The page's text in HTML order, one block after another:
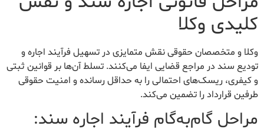
کلیدی وکلا
وکلا و متخصصان حقوقی نقش متمایزی در تسهیل فرآیند اجاره و
تودیع سند در مراجع قضایی ایفا می‌کنند. تسلط آن‌ها بر قوانین ثبتی
و کیفری، ریسک‌های احتمالی را به حداقل رسانده و امنیت حقوقی
طرفین قرارداد را تضمین می‌کند.
مراحل گام‌به‌گام فرآیند اجاره سند: